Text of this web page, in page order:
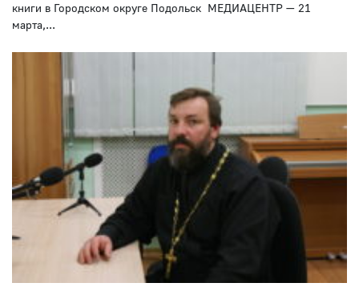
книги в Городском округе Подольск МЕДИАЦЕНТР — 21
марта,...